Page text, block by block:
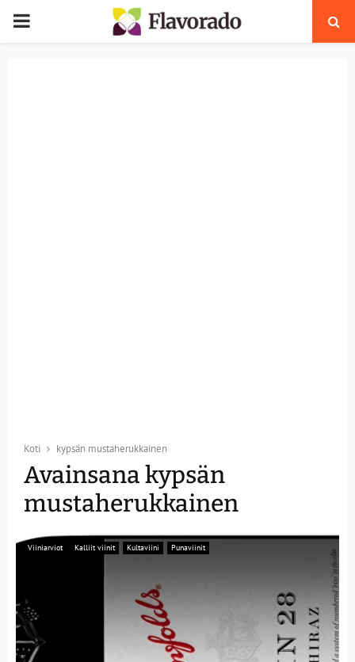
PRIMARY
Koti kypsän mustaherukkainen
Avainsana kypsän
mustaherukkainen
Viiniarviot Kalliit viinit Kultaviini Punaviinit